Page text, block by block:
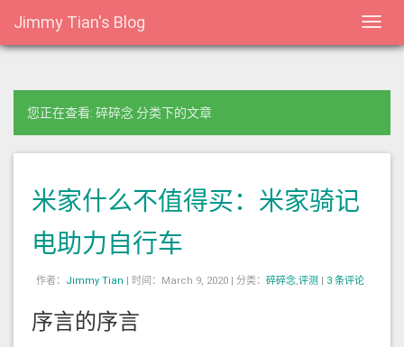
Jimmy Tian's Blog
您正在查看: 碎碎念 分类下的文章
米家什么不值得买：米家骑记
电助力自行车
作者： Jimmy Tian | 时间：March 9, 2020 | 分类： 碎碎念,评测 | 3 条评论
序言的序言